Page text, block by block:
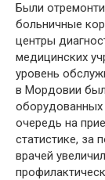
Были
больничные
центры
медицинских
уровень
в Мордовии
оборудованных
очередь на
статистике, за
врачей